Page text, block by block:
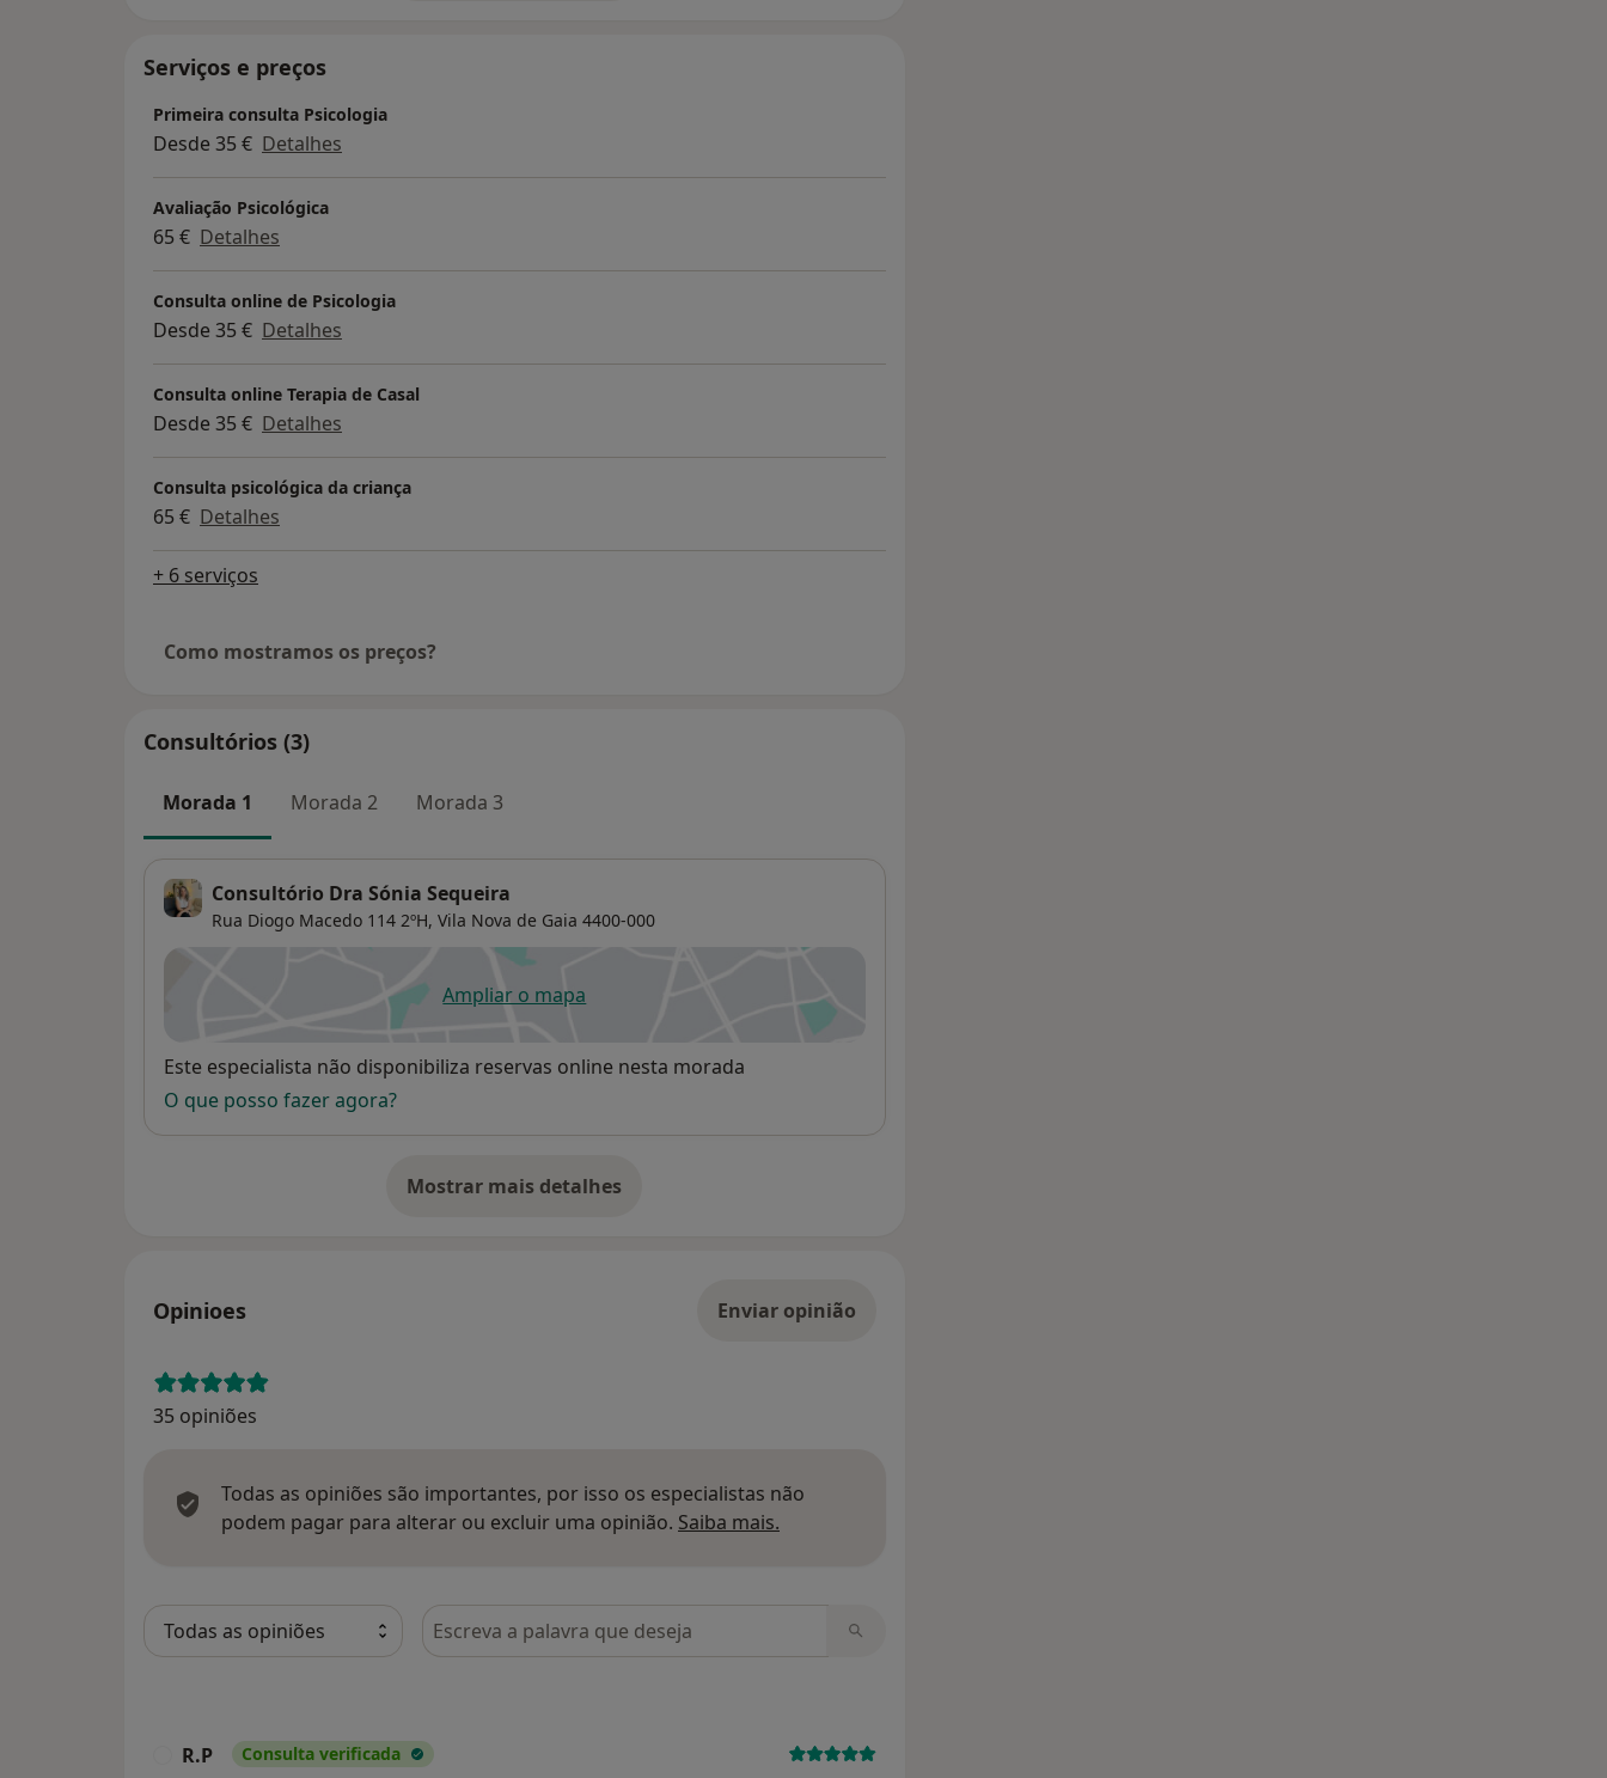
Serviços e preços
Primeira consulta Psicologia
Desde 35 € Detalhes
Avaliação Psicológica
65 € Detalhes
Consulta online de Psicologia
Desde 35 € Detalhes
Consulta online Terapia de Casal
Desde 35 € Detalhes
Consulta psicológica da criança
65 € Detalhes
+ 6 serviços
Como mostramos os preços?
Consultórios (3)
Morada 1 Morada 2 Morada 3
Consultório Dra Sónia Sequeira
Rua Diogo Macedo 114 2ºH, Vila Nova de Gaia 4400-000
Ampliar o mapaabre num novo separador
Disponibilidade
Este especialista não disponibiliza reservas online nesta morada
O que posso fazer agora?
Mostrar mais detalhes
sobre o endereço
Opinioes Enviar opinião
35 opiniões
Todas as opiniões são importantes, por isso os especialistas não
podem pagar para alterar ou excluir uma opinião. Saiba mais.
Pesquisar em opiniões
R.P Consulta verificada